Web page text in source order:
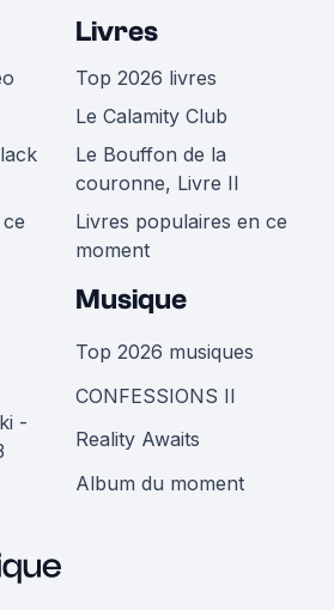
Livres
Top 2026 livres
Le Calamity Club
Le Bouffon de la
couronne, Livre II
Livres populaires en ce
moment
-
Musique
Top 2026 musiques
CONFESSIONS II
Reality Awaits
Album du moment